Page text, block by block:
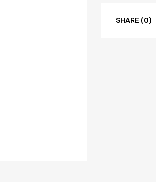
SHARE (0)